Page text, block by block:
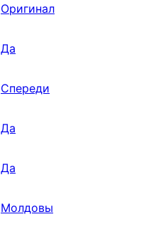
Оригинал
Да
Спереди
Да
Да
Молдовы